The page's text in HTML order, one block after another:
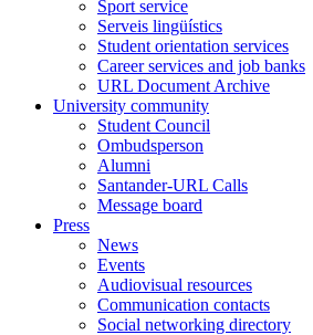
Sport service
Serveis lingüístics
Student orientation services
Career services and job banks
URL Document Archive
University community
Student Council
Ombudsperson
Alumni
Santander-URL Calls
Message board
Press
News
Events
Audiovisual resources
Communication contacts
Social networking directory